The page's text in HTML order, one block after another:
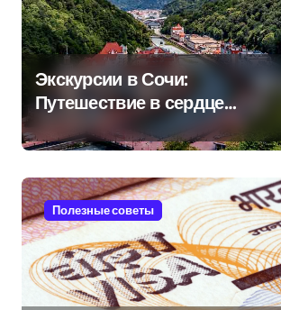
Экскурсии в Сочи:
Путешествие в сердце
Черноморского курорта
Полезные советы